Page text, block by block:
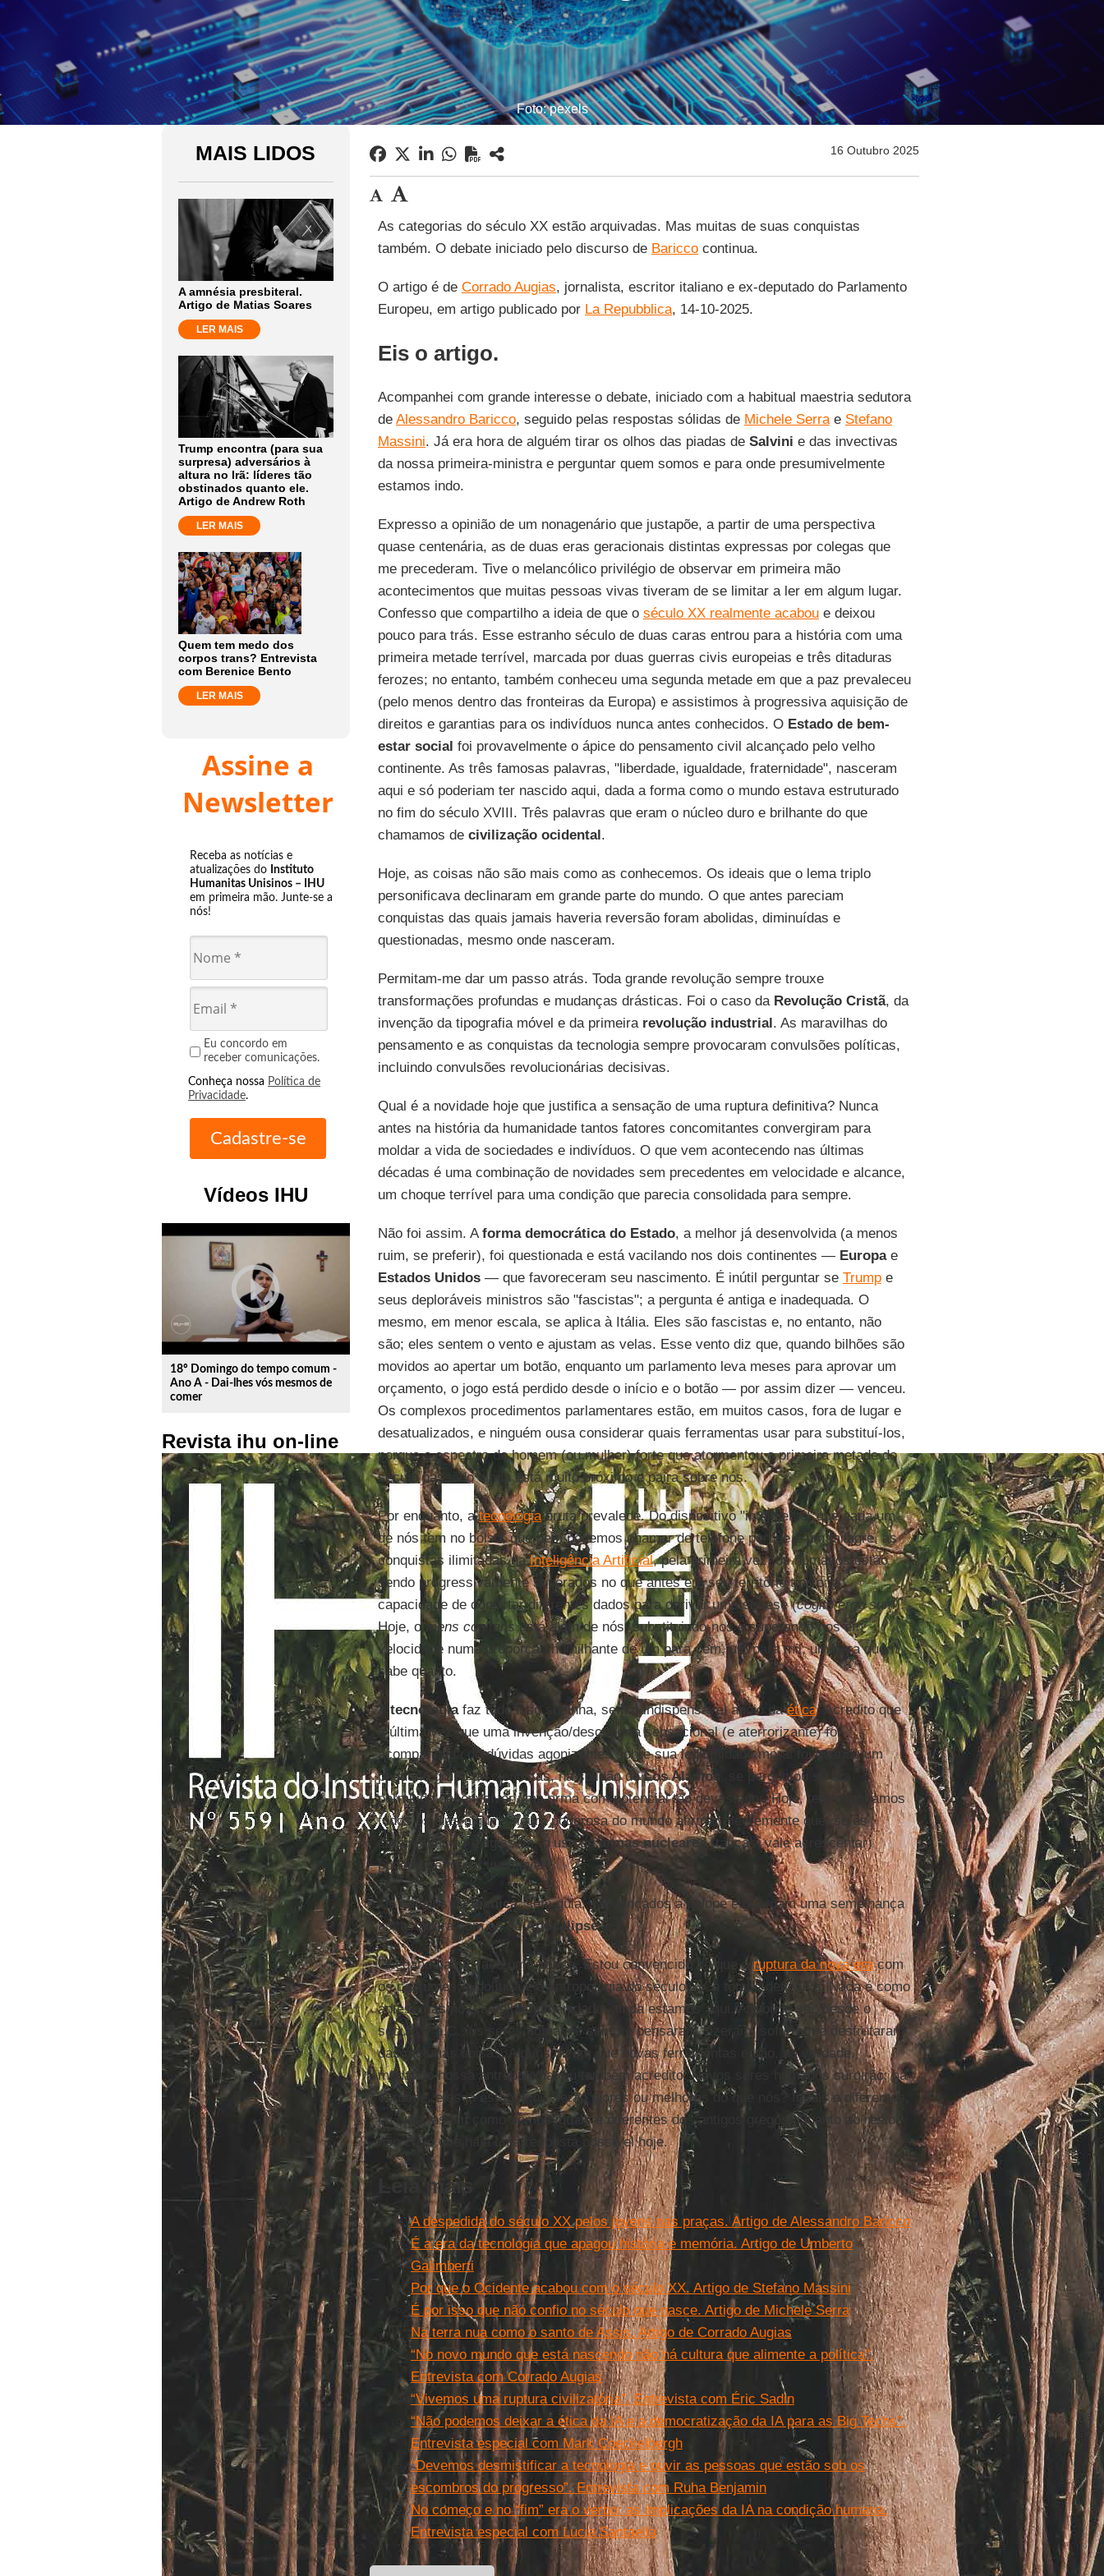
Foto: pexels
MAIS LIDOS
A amnésia presbiteral.
Artigo de Matias Soares
LER MAIS
Trump encontra (para sua
surpresa) adversários à
altura no Irã: líderes tão
obstinados quanto ele.
Artigo de Andrew Roth
LER MAIS
Quem tem medo dos
corpos trans? Entrevista
com Berenice Bento
LER MAIS
Assine a
Newsletter
Receba as notícias e
atualizações do Instituto
Humanitas Unisinos – IHU
em primeira mão. Junte-se a
nós!
Eu concordo em
receber comunicações.
Conheça nossa Política de
Privacidade.
Vídeos IHU
play_circle_outline
18º Domingo do tempo comum -
Ano A - Dai-lhes vós mesmos de
comer
Revista ihu on-line
16 Outubro 2025
As categorias do século XX estão arquivadas. Mas muitas de suas conquistas
também. O debate iniciado pelo discurso de Bariccocontinua.
O artigo é de Corrado Augias, jornalista, escritor italiano e ex-deputado do Parlamento
Europeu, em artigo publicado por La Repubblica, 14-10-2025.
Eis o artigo.
Acompanhei com grande interesse o debate, iniciado com a habitual maestria sedutora
de Alessandro Baricco, seguido pelas respostas sólidas de Michele Serrae Stefano
Massini. Já era hora de alguém tirar os olhos das piadas de Salvini e das invectivas
da nossa primeira-ministra e perguntar quem somos e para onde presumivelmente
estamos indo.
Expresso a opinião de um nonagenário que justapõe, a partir de uma perspectiva
quase centenária, as de duas eras geracionais distintas expressas por colegas que
me precederam. Tive o melancólico privilégio de observar em primeira mão
acontecimentos que muitas pessoas vivas tiveram de se limitar a ler em algum lugar.
Confesso que compartilho a ideia de que o século XX realmente acaboue deixou
pouco para trás. Esse estranho século de duas caras entrou para a história com uma
primeira metade terrível, marcada por duas guerras civis europeias e três ditaduras
ferozes; no entanto, também conheceu uma segunda metade em que a paz prevaleceu
(pelo menos dentro das fronteiras da Europa) e assistimos à progressiva aquisição de
direitos e garantias para os indivíduos nunca antes conhecidos. O Estado de bem-
estar social foi provavelmente o ápice do pensamento civil alcançado pelo velho
continente. As três famosas palavras, "liberdade, igualdade, fraternidade", nasceram
aqui e só poderiam ter nascido aqui, dada a forma como o mundo estava estruturado
no fim do século XVIII. Três palavras que eram o núcleo duro e brilhante do que
chamamos de civilização ocidental.
Hoje, as coisas não são mais como as conhecemos. Os ideais que o lema triplo
personificava declinaram em grande parte do mundo. O que antes pareciam
conquistas das quais jamais haveria reversão foram abolidas, diminuídas e
questionadas, mesmo onde nasceram.
Permitam-me dar um passo atrás. Toda grande revolução sempre trouxe
transformações profundas e mudanças drásticas. Foi o caso da Revolução Cristã, da
invenção da tipografia móvel e da primeira revolução industrial. As maravilhas do
pensamento e as conquistas da tecnologia sempre provocaram convulsões políticas,
incluindo convulsões revolucionárias decisivas.
Qual é a novidade hoje que justifica a sensação de uma ruptura definitiva? Nunca
antes na história da humanidade tantos fatores concomitantes convergiram para
moldar a vida de sociedades e indivíduos. O que vem acontecendo nas últimas
décadas é uma combinação de novidades sem precedentes em velocidade e alcance,
um choque terrível para uma condição que parecia consolidada para sempre.
Não foi assim. Aforma democrática do Estado, a melhor já desenvolvida (a menos
ruim, se preferir), foi questionada e está vacilando nos dois continentes — Europae
Estados Unidos— que favoreceram seu nascimento. É inútil perguntar se Trumpe
seus deploráveis ​​ministros são "fascistas"; a pergunta é antiga e inadequada. O
mesmo, em menor escala, se aplica à Itália. Eles são fascistas e, no entanto, não
são; eles sentem o vento e ajustam as velas. Esse vento diz que, quando bilhões são
movidos ao apertar um botão, enquanto um parlamento leva meses para aprovar um
orçamento, o jogo está perdido desde o início e o botão — por assim dizer — venceu.
Os complexos procedimentos parlamentares estão, em muitos casos, fora de lugar e
desatualizados, e ninguém ousa considerar quais ferramentas usar para substituí-los,
porque o espectro do homem (ou mulher) forte que atormentou a primeira metade do
século passado ainda está muito próximo e paira sobre nós.
Por enquanto, atecnologiabruta prevalece. Do dispositivo "inteligente" que cada um
de nós tem no bolso, que nem podemos chamar de telefone porque é um milagre, às
conquistas ilimitadas daInteligência Artificial, pela primeira vez, os humanos estão
sendo progressivamente superados no que antes era seu território típico: a
capacidade de conectar diferentes dados para derivar uma síntese (cogito ergo sum).
Hoje, o mens cogitansestá além de nós, substituindo-nos e superando-nos em
velocidade numa proporção humilhante de um para cem, um para mil, um para quem
sabe quanto.
A tecnologiafaz tudo isso sozinha, sem o indispensável apoio daética. Acredito que
a última vez que uma invenção/descoberta sensacional (e aterrorizante) foi
acompanhada de dúvidas agonizantes sobre sua legitimidade moral foi quando um
pequeno grupo de cientistas, na solidão deLos Alamos
, se perguntou se era
permitido desenvolver uma arma com potencial tão devastador. Hoje, testemunhamos
todos os dias alguma figura poderosa do mundo afirmar alegremente que, se as
circunstâncias exigissem, o uso dearmas nucleares(táticas, vale acrescentar)
poderia se tornar inevitável.
Os cavalos datécnica, sem guia, são lançados a galope e guardam uma semelhança
assustadora com os doApocalipse.
Chegando aqui, faço uma pausa. Estou convencido de que aruptura da nova eracom
os costumes, a política e a antropologia do século XX é total e definitiva. Nada é como
antes, mas nós, a velha humanidade, ainda estamos aqui. Até onde sei, desde o
século V a.C., os seres humanos sempre pensaram, fizeram, sofreram e desfrutaram
das mesmas coisas. Alguns dizem que novas ferramentas estão, na verdade,
mudando nossa antropologia; eu também acredito. Novos seres humanos surgirão; na
verdade, eles já estão aqui. Serão piores ou melhores do que nós? Iguais e diferentes,
eu diria, assim como somos iguais e diferentes dos antigos gregos. Quanto ao resto,
não creio que haja uma resposta possível hoje.
Leia mais
A despedida do século XX pelos jovens nas praças. Artigo de Alessandro Baricco
É a era da tecnologia que apagou história e memória. Artigo de Umberto
Galimberti
Por que o Ocidente acabou com o século XX. Artigo de Stefano Massini
É por isso que não confio no século que nasce. Artigo de Michele Serra
Na terra nua como o santo de Assis. Artigo de Corrado Augias
“No novo mundo que está nascendo não há cultura que alimente a política”.
Entrevista com Corrado Augias
“Vivemos uma ruptura civilizatória”. Entrevista com Éric Sadin
“Não podemos deixar a ética da IA e a democratização da IA para as Big Techs”.
Entrevista especial com Mark Coeckelbergh
“Devemos desmistificar a tecnologia e ouvir as pessoas que estão sob os
escombros do progresso”. Entrevista com Ruha Benjamin
No começo e no “fim” era o verbo: as implicações da IA na condição humana.
Entrevista especial com Lucia Santaella